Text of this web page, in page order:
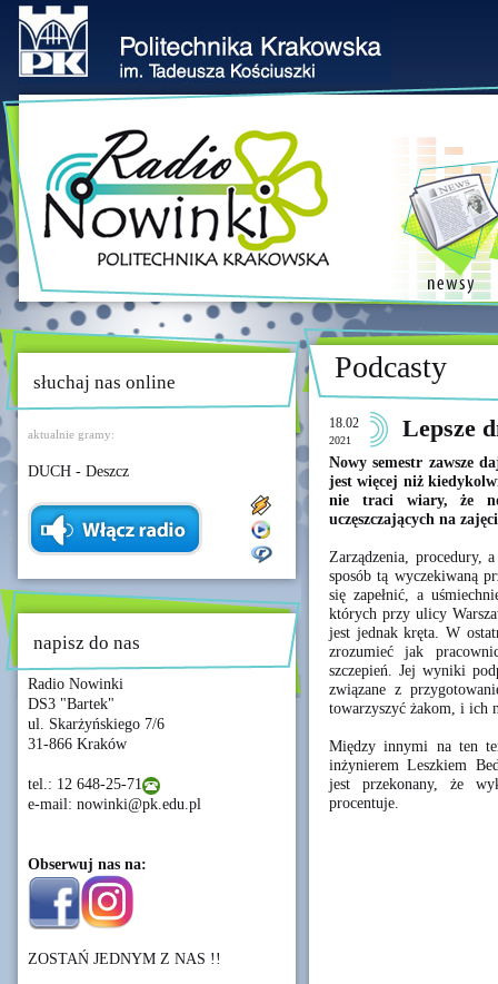
słuchaj nas online
aktualnie gramy:
DUCH - Deszcz
napisz do nas
Radio Nowinki
DS3 "Bartek"
ul. Skarżyńskiego 7/6
31-866 Kraków
tel.: 12 648-25-71
e-mail: nowinki@pk.edu.pl
Obserwuj nas na:
ZOSTAŃ JEDNYM Z NAS !!
Podcasty
18.02
2021 Lepsze
Nowy semestr zawsze
jest więcej niż
nie traci wiary, że
uczęszczających na
Zarządzenia, procedury,
sposób tą wyczekiwaną
się zapełnić, a
których przy ulicy
jest jednak kręta. W
zrozumieć jak
szczepień. Jej wyniki
związane z
towarzyszyć żakom, i ich
Między innymi na ten
inżynierem Leszkiem
jest przekonany, że
procentuje.